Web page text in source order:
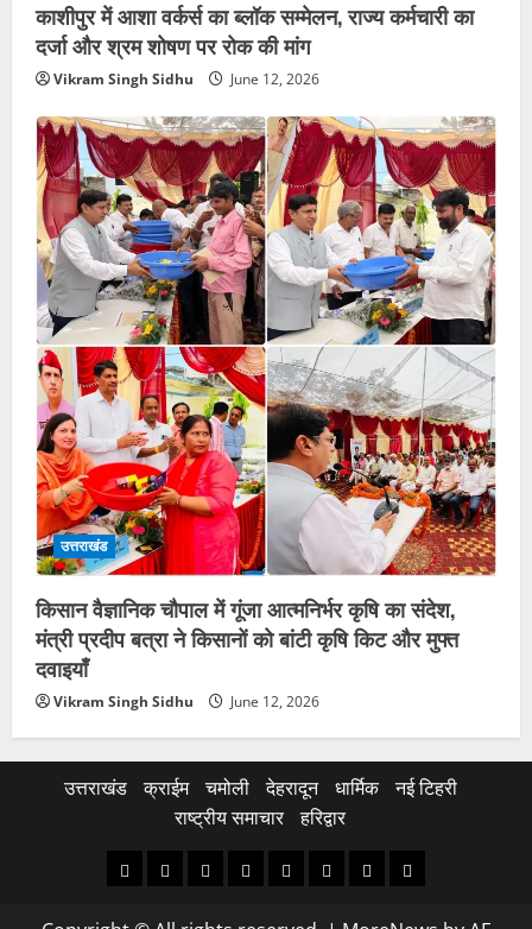
काशीपुर में आशा वर्कर्स का ब्लॉक सम्मेलन, राज्य कर्मचारी का
दर्जा और श्रम शोषण पर रोक की मांग
Vikram Singh Sidhu June 12, 2026
उत्तराखंड
किसान वैज्ञानिक चौपाल में गूंजा आत्मनिर्भर कृषि का संदेश,
मंत्री प्रदीप बत्रा ने किसानों को बांटी कृषि किट और मुफ्त
दवाइयाँ
Vikram Singh Sidhu June 12, 2026
उत्तराखंड क्राईम चमोली देहरादून धार्मिक
नई टिहरी
राष्ट्रीय समाचार
हरिद्वार
उत्तराखंडक्राईमचमोलीदेहरादूनधार्मिकनई
राष्ट्रीयहरिद्वार